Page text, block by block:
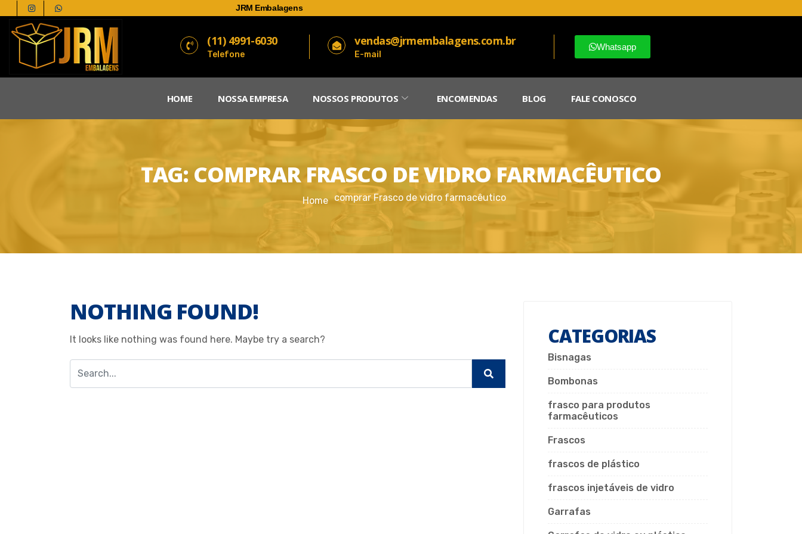
JRM Embalagens
(11) 4991-6030
Telefone
vendas@jrmembalagens.com.br
E-mail
Whatsapp
HOME NOSSA EMPRESA NOSSOS PRODUTOS ENCOMENDAS BLOG FALE CONOSCO
TAG: COMPRAR FRASCO DE VIDRO FARMACÊUTICO
Home comprar Frasco de vidro farmacêutico
NOTHING FOUND!
It looks like nothing was found here. Maybe try a search? CATEGORIAS
Bisnagas
Bombonas
frasco para produtos
farmacêuticos
Frascos
frascos de plástico
frascos injetáveis de vidro
Garrafas